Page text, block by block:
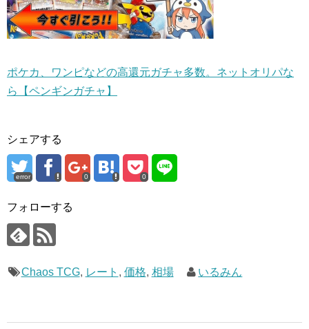
ポケカ、ワンピなどの高還元ガチャ多数。ネットオリパな
ら【ペンギンガチャ】
シェアする
error 0 0
フォローする
Chaos TCG, レート , 価格, 相場 いるみん